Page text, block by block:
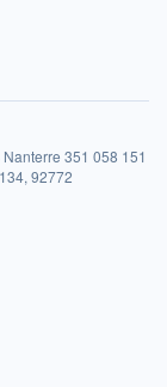
351 058 151
92772